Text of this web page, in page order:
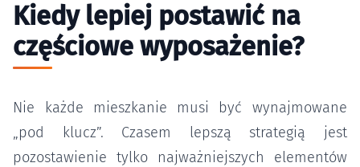
Kiedy lepiej postawić na
częściowe wyposażenie?
Nie każde mieszkanie musi być wynajmowane
„pod klucz”. Czasem lepszą strategią jest
pozostawienie tylko najważniejszych elementów